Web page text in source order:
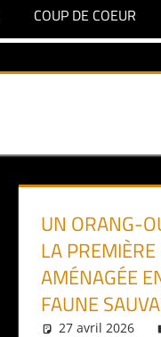
COUP DE COEUR
UN ORANG-
LA
AMÉNAGÉE
FAUNE
27 avril 2026